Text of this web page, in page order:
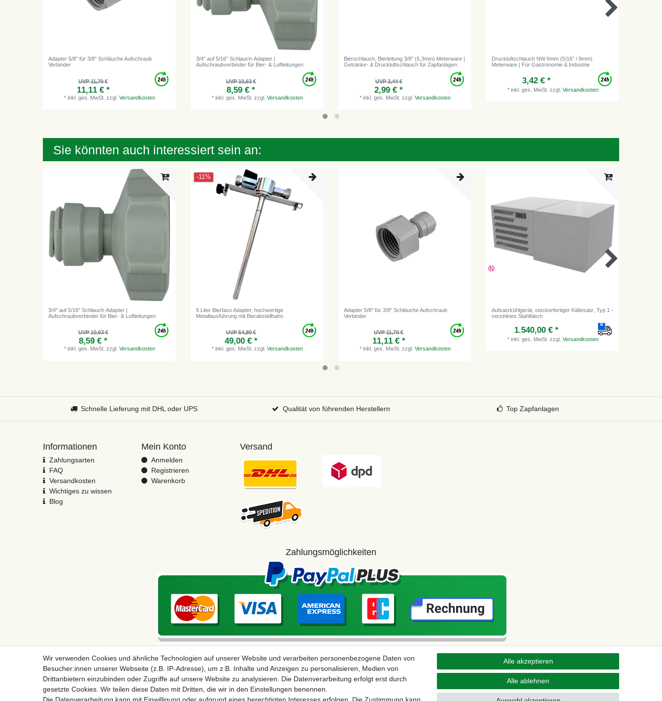
Adapter 5/8" für 3/8" Schläuche Aufschraub
Verbinder
UVP 11,70 €
11,11 € *
* inkl. ges. MwSt. zzgl. Versandkosten
3/4" auf 5/16" Schlauch-Adapter |
Aufschraubverbinder für Bier- & Luftleitungen
UVP 10,63 €
8,59 € *
* inkl. ges. MwSt. zzgl. Versandkosten
Bierschlauch, Bierleitung 3/8" (6,3mm) Meterware |
Getränke- & Druckluftschlauch für Zapfanlagen
UVP 3,44 €
2,99 € *
* inkl. ges. MwSt. zzgl. Versandkosten
Druckluftschlauch NW 6mm (5/16" / 8mm)
Meterware | Für Gastronomie & Industrie
3,42 € *
* inkl. ges. MwSt. zzgl. Versandkosten
Sie könnten auch interessiert sein an:
3/4" auf 5/16" Schlauch-Adapter |
Aufschraubverbinder für Bier- & Luftleitungen
UVP 10,63 €
8,59 € *
* inkl. ges. MwSt. zzgl. Versandkosten
-11%
5 Liter Bierfass Adapter, hochwertige
Metallausführung mit Bierabstellhahn
UVP 54,80 €
49,00 € *
* inkl. ges. MwSt. zzgl. Versandkosten
Adapter 5/8" für 3/8" Schläuche Aufschraub
Verbinder
UVP 11,70 €
11,11 € *
* inkl. ges. MwSt. zzgl. Versandkosten
Aufsatzkühlgerät, steckerfertiger Kältesatz, Typ 1 -
verzinktes Stahlblech
1.540,00 € *
* inkl. ges. MwSt. zzgl. Versandkosten
Schnelle Lieferung mit DHL oder UPS Qualität von führenden Herstellern Top Zapfanlagen
Informationen
Zahlungsarten
FAQ
Versandkosten
Wichtiges zu wissen
Blog
Mein Konto
Anmelden
Registrieren
Warenkorb
Versand
Zahlungsmöglichkeiten
Wir verwenden Cookies und ähnliche Technologien auf unserer Website und verarbeiten personenbezogene Daten von
Besucher:innen unserer Webseite (z.B. IP-Adresse), um z.B. Inhalte und Anzeigen zu personalisieren, Medien von
Drittanbietern einzubinden oder Zugriffe auf unsere Website zu analysieren. Die Datenverarbeitung erfolgt erst durch
gesetzte Cookies. Wir teilen diese Daten mit Dritten, die wir in den Einstellungen benennen.
Alle akzeptieren
Alle ablehnen